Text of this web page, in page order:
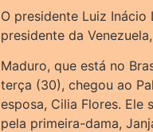
O presidente Luiz
presidente da
Maduro, que está no
terça (30), chegou ao
esposa, Cilia Flores.
pela primeira-dama,